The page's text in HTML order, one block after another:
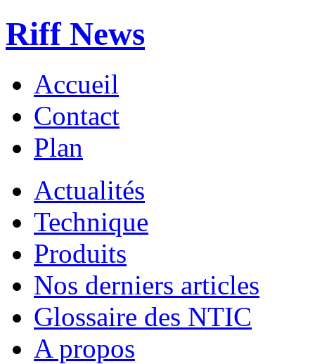
Riff News
Accueil
Contact
Plan
Actualités
Technique
Produits
Nos derniers articles
Glossaire des NTIC
A propos